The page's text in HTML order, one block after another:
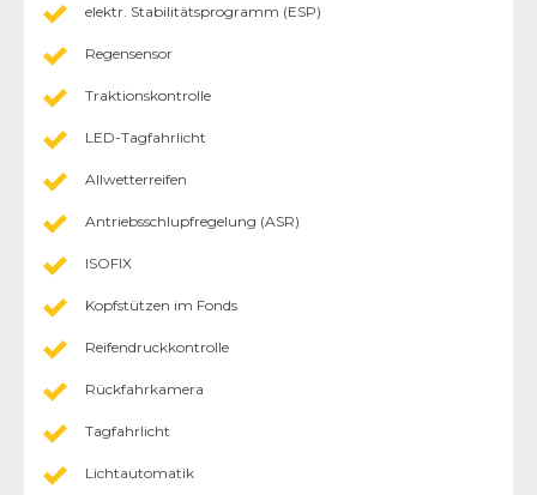
elektr. Stabilitätsprogramm (ESP)
Regensensor
Traktionskontrolle
LED-Tagfahrlicht
Allwetterreifen
Antriebsschlupfregelung (ASR)
ISOFIX
Kopfstützen im Fonds
Reifendruckkontrolle
Rückfahrkamera
Tagfahrlicht
Lichtautomatik